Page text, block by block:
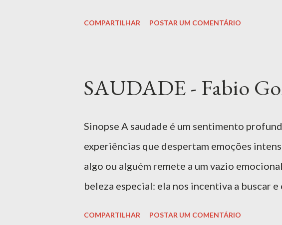
as crianças são fundamentais. Indicado
do CASJ. Para acessá-lo, utilize seu e-mail
MAIS INFORMAÇÕES SOBRE A OBRA
Ferreira convida o leitor a explorar uma das
intensas e d...
COMPARTILHAR POSTAR UM COMENTÁRIO
SAUDADE - Fabio
Sinopse A saudade é um sentimento
experiências que despertam emoções
algo ou alguém remete a um vazio
beleza especial: ela nos incentiva a buscar
COMPARTILHAR POSTAR UM COMENTÁRIO